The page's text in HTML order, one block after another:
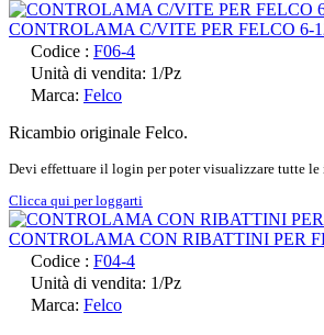
CONTROLAMA C/VITE PER FELCO 6-
Codice : F06-4
Unità di vendita: 1/Pz
Marca: Felco
Ricambio originale Felco.
Devi effettuare il login per poter visualizzare tutte
Clicca qui per loggarti
CONTROLAMA CON RIBATTINI PER
Codice : F04-4
Unità di vendita: 1/Pz
Marca: Felco